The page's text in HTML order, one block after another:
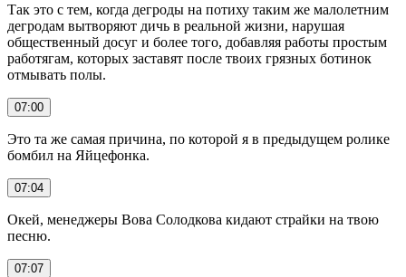
Так это с тем, когда дегроды на потиху таким же малолетним
дегродам вытворяют дичь в реальной жизни, нарушая
общественный досуг и более того, добавляя работы простым
работягам, которых заставят после твоих грязных ботинок
отмывать полы.
07:00
Это та же самая причина, по которой я в предыдущем ролике
бомбил на Яйцефонка.
07:04
Окей, менеджеры Вова Солодкова кидают страйки на твою
песню.
07:07